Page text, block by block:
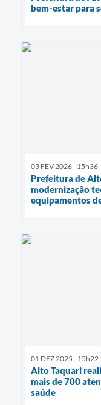
bem-estar para
03 FEV 2026 - 15h36
Prefeitura de
modernização
equipamentos
01 DEZ 2025 - 15h22
Alto Taquari
mais de 700
saúde